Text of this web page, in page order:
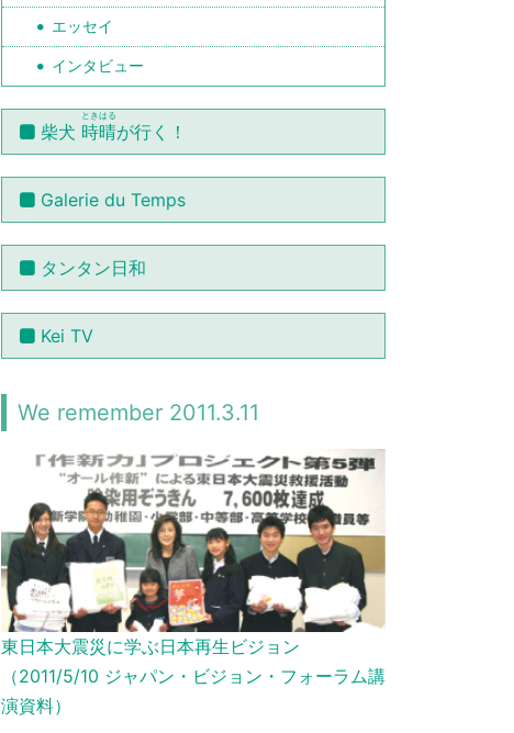
エッセイ
インタビュー
柴犬 時晴
ときはる
が行く！
Galerie du Temps
タンタン日和
Kei TV
We remember 2011.3.11
東日本大震災に学ぶ日本再生ビジョン
（2011/5/10 ジャパン・ビジョン・フォーラム講
演資料）